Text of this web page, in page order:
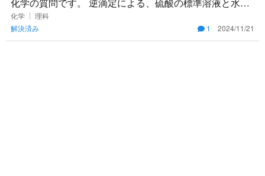
化ナトリウムの標準溶液を用いた、アンモニアの発生量
の測定について、滴
化学
理科
解決済み
1 2024/11/21